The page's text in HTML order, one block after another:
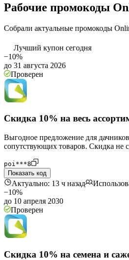
Рабочие промокоды
Собрали актуальные промокоды
Лучший купон сегодня
−10%
до 31 августа 2026
Проверен
Скидка 10% на весь
Выгодное предложение для
сопутствующих товаров. Скидка не
poi***8
Показать код
Актуально: 13 ч назад
−10%
до 10 апреля 2030
Проверен
Скидка 10% на семена и